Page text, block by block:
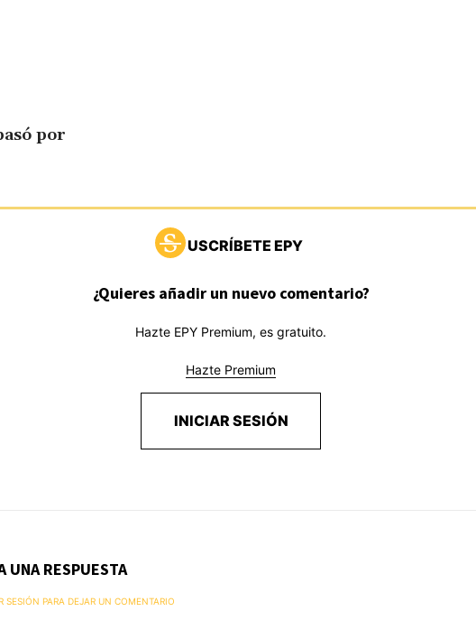
por
USCRÍBETE EPY
¿Quieres añadir un nuevo comentario?
Hazte EPY Premium, es gratuito.
Hazte Premium
INICIAR SESIÓN
UNA RESPUESTA
SESIÓN PARA DEJAR UN COMENTARIO